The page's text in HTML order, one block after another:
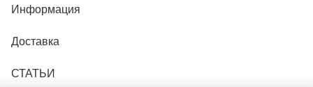
Информация
Доставка
СТАТЬИ